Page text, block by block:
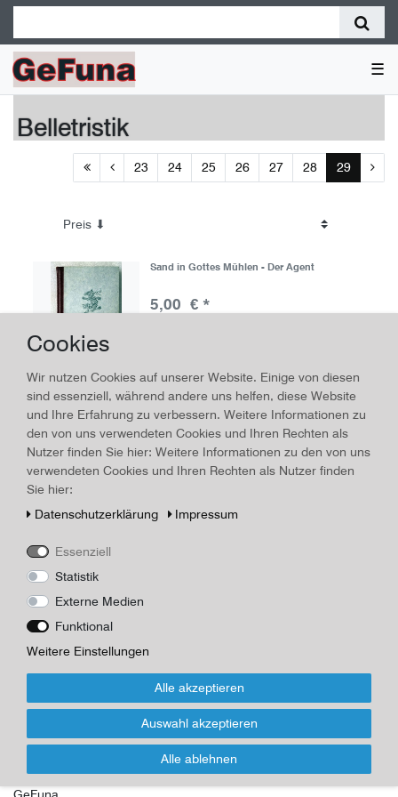
☰
Belletristik
23 24 25 26 27 28 29
Sand in Gottes Mühlen - Der Agent
5,00 € *
Die Oma im Schlauchboot
5,00 € *
*inkl. ges. MwSt.zzgl.Versandkosten
23 24 25 26
Cookies
Wir nutzen Cookies auf unserer Website. Einige von diesen
sind essenziell, während andere uns helfen, diese Website
und Ihre Erfahrung zu verbessern. Weitere Informationen zu
den von uns verwendeten Cookies und Ihren Rechten als
Nutzer finden Sie hier: Weitere Informationen zu den von uns
verwendeten Cookies und Ihren Rechten als Nutzer finden
Sie hier:
Daten­schutz­erklärung
Impressum
Essenziell
Statistik
Externe Medien
Funktional
Weitere Einstellungen
Alle akzeptieren
Auswahl akzeptieren
Alle ablehnen